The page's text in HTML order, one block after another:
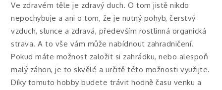
Ve zdravém těle je zdravý duch. O tom jistě nikdo
nepochybuje a ani o tom, že je nutný pohyb, čerstvý
vzduch, slunce a zdravá, především rostlinná organická
strava. A to vše vám může nabídnout zahradničení.
Pokud máte možnost založit si zahrádku, nebo alespoň
malý záhon, je to skvělé a určitě této možnosti využijte.
Díky tomuto hobby budete trávit hodně času venku a